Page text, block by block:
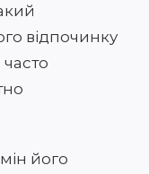
відпочинку
його